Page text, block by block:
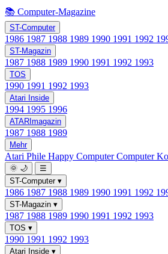
📚 Computer-Magazine
ST-Computer
1986 1987 1988 1989 1990 1991 1992
ST-Magazin
1987 1988 1989 1990 1991 1992 1993
TOS
1990 1991 1992 1993
Atari Inside
1994 1995 1996
ATARImagazin
1987 1988 1989
Mehr
Atari Phile Happy ComputerComputer
🌞 🌙
☰
ST-Computer ▾
1986 1987 1988 1989 1990 1991 1992
ST-Magazin ▾
1987 1988 1989 1990 1991 1992 1993
TOS ▾
1990 1991 1992 1993
Atari Inside ▾